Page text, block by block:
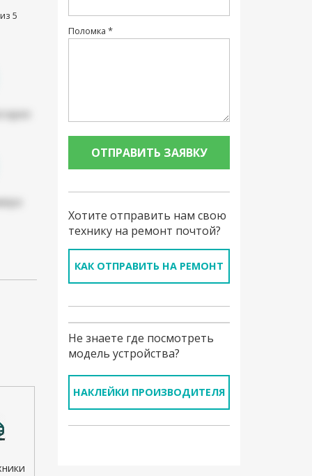
5
Поломка *
Хотите отправить нам свою
технику на ремонт почтой?
КАК ОТПРАВИТЬ НА РЕМОНТ
Не знаете где посмотреть
модель устройства?
НАКЛЕЙКИ ПРОИЗВОДИТЕЛЯ